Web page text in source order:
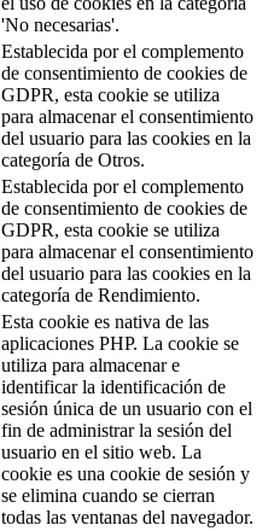
'No necesarias'.
Establecida por el complemento
de consentimiento de cookies de
GDPR, esta cookie se utiliza
para almacenar el consentimiento
del usuario para las cookies en la
categoría de Otros.
Establecida por el complemento
de consentimiento de cookies de
GDPR, esta cookie se utiliza
para almacenar el consentimiento
del usuario para las cookies en la
categoría de Rendimiento.
Esta cookie es nativa de las
aplicaciones PHP. La cookie se
utiliza para almacenar e
identificar la identificación de
sesión única de un usuario con el
fin de administrar la sesión del
usuario en el sitio web. La
cookie es una cookie de sesión y
se elimina cuando se cierran
todas las ventanas del navegador.